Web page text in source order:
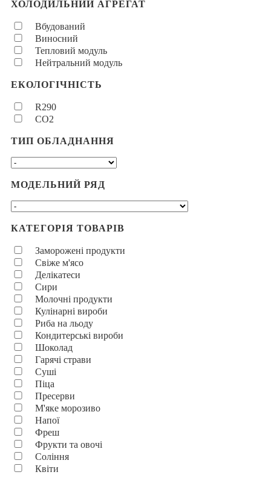
ХОЛОДИЛЬНИЙ АГРЕГАТ
Вбудований
Виносний
Тепловий модуль
Нейтральний модуль
ЕКОЛОГІЧНІСТЬ
R290
CO2
ТИП ОБЛАДНАННЯ
МОДЕЛЬНИЙ РЯД
КАТЕГОРІЯ ТОВАРІВ
Заморожені продукти
Свіже м'ясо
Делікатеси
Сири
Молочні продукти
Кулінарні вироби
Риба на льоду
Кондитерські вироби
Шоколад
Гарячі страви
Суші
Піца
Пресерви
М'яке морозиво
Напої
Фреш
Фрукти та овочі
Соління
Квіти